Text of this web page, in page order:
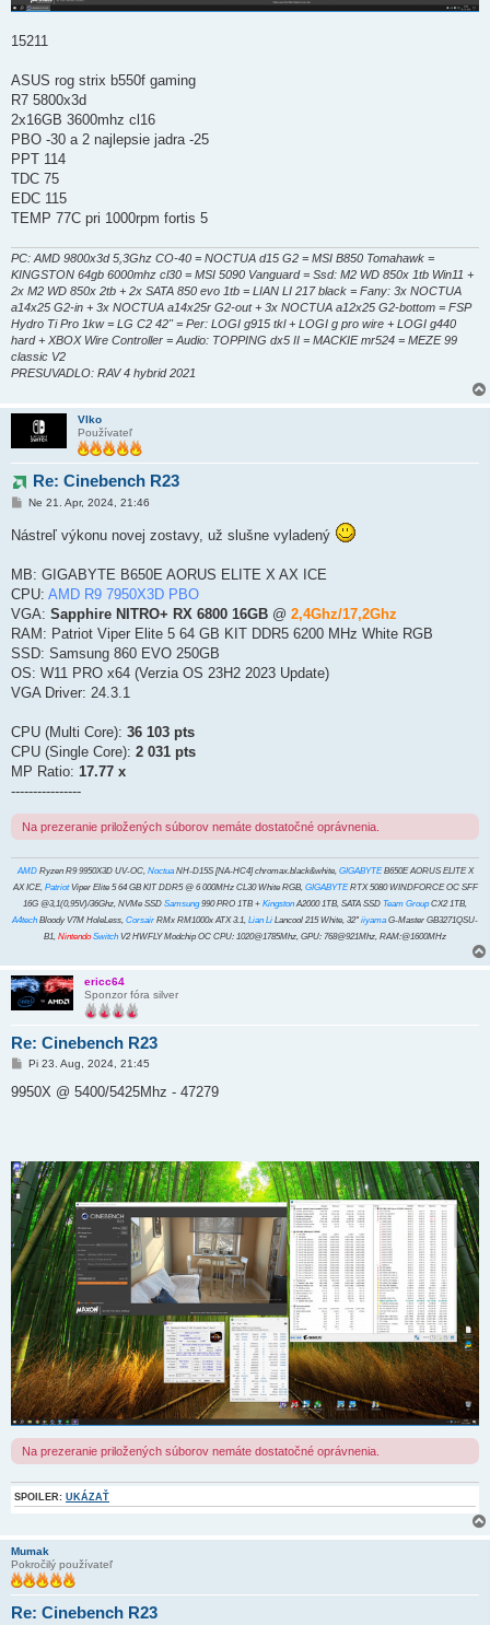
15211
ASUS rog strix b550f gaming
R7 5800x3d
2x16GB 3600mhz cl16
PBO -30 a 2 najlepsie jadra -25
PPT 114
TDC 75
EDC 115
TEMP 77C pri 1000rpm fortis 5
PC: AMD 9800x3d 5,3Ghz CO-40 = NOCTUA d15 G2 = MSI B850 Tomahawk =
KINGSTON 64gb 6000mhz cl30 = MSI 5090 Vanguard = Ssd: M2 WD 850x 1tb Win11 +
2x M2 WD 850x 2tb + 2x SATA 850 evo 1tb = LIAN LI 217 black = Fany: 3x NOCTUA
a14x25 G2-in + 3x NOCTUA a14x25r G2-out + 3x NOCTUA a12x25 G2-bottom = FSP
Hydro Ti Pro 1kw = LG C2 42" = Per: LOGI g915 tkl + LOGI g pro wire + LOGI g440
hard + XBOX Wire Controller = Audio: TOPPING dx5 II = MACKIE mr524 = MEZE 99
classic V2
PRESUVADLO: RAV 4 hybrid 2021
Vlko
Používateľ
Re: Cinebench R23
P
í
s
e
v
o
k
Ne 21. Apr, 2024, 21:46
Nástreľ výkonu novej zostavy, už slušne vyladený
MB: GIGABYTE B650E AORUS ELITE X AX ICE
CPU: AMD R9 7950X3D PBO
VGA: Sapphire NITRO+ RX 6800 16GB @ 2,4Ghz/17,2Ghz
RAM: Patriot Viper Elite 5 64 GB KIT DDR5 6200 MHz White RGB
SSD: Samsung 860 EVO 250GB
OS: W11 PRO x64 (Verzia OS 23H2 2023 Update)
VGA Driver: 24.3.1
CPU (Multi Core): 36 103 pts
CPU (Single Core): 2 031 pts
MP Ratio: 17.77 x
----------------
Na prezeranie priložených súborov nemáte dostatočné oprávnenia.
AMD Ryzen R9 9950X3D UV-OC, NoctuaNH-D15S [NA-HC4] chromax.black&white, GIGABYTEB650E AORUS ELITE X
AX ICE, PatriotViper Elite 5 64 GB KIT DDR5 @ 6 000MHz CL30 White RGB, GIGABYTERTX 5080 WINDFORCE OC SFF
16G @3,1(0,95V)/36Ghz, NVMe SSD Samsung990 PRO 1TB + Kingston A2000 1TB, SATA SSD Team GroupCX2 1TB,
A4tech Bloody V7M HoleLess, Corsair RMx RM1000x ATX 3.1, Lian Li Lancool 215 White, 32" iiyama G-Master GB3271QSU-
B1, Nintendo Switch V2 HWFLY Modchip OC CPU: 1020@1785Mhz, GPU: 768@921Mhz, RAM:@1600MHz
ericc64
Sponzor fóra silver
Re: Cinebench R23
P
í
k
Pi 23. Aug, 2024, 21:45
9950X @ 5400/5425Mhz - 47279
Na prezeranie priložených súborov nemáte dostatočné oprávnenia.
SPOILER: UKÁZAŤ
Mumak
Pokročilý používateľ
Re: Cinebench R23